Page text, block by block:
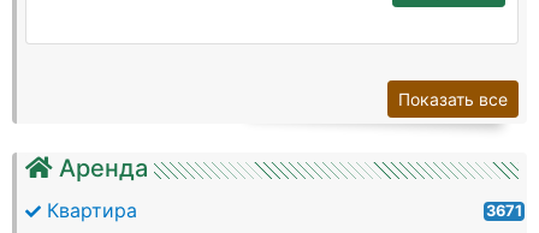
Аренда
Квартира 3671
Показать все